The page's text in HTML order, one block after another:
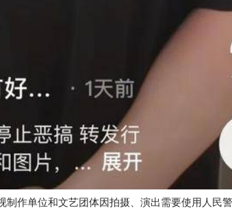
作单位和文艺团体因拍摄、演出需要使用人民